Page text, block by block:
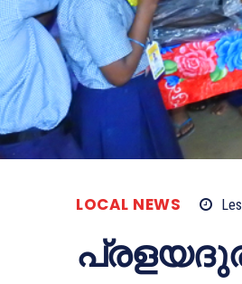
LOCAL NEWS